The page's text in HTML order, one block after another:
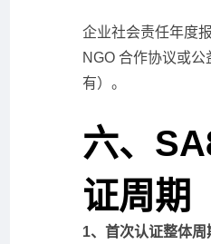
企业社会责任年度
NGO 合作协议或公
有）。
六、
证周期
1、首次认证整体周